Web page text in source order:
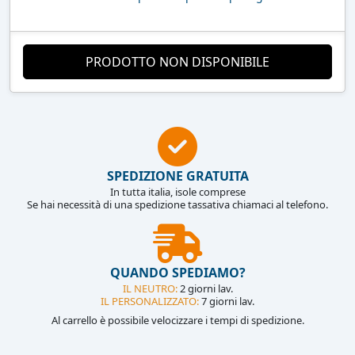
PRODOTTO NON DISPONIBILE
SPEDIZIONE GRATUITA
In tutta italia, isole comprese
Se hai necessità di una spedizione tassativa chiamaci al telefono.
QUANDO SPEDIAMO?
IL NEUTRO:2 giorni lav.
IL PERSONALIZZATO:7 giorni lav.
Al carrello è possibile velocizzare i tempi di spedizione.